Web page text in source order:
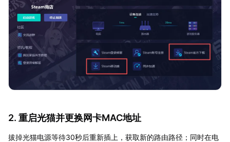
2. 重启光猫并更换网卡MAC地址
拔掉光猫电源等待30秒后重新插上，获取新的路由路径；同时在电